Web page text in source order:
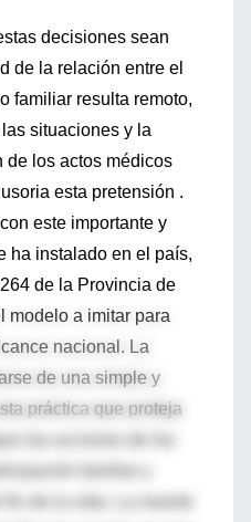
decisiones sean
de la relación entre el
familiar resulta remoto,
situaciones y la
los actos médicos
esta pretensión .
este importante y
ha instalado en el país,
de la Provincia de
modelo a imitar para
nacional. La
de una simple y
práctica que proteja
las acciones de los
familiar y
de la vida. La muerte